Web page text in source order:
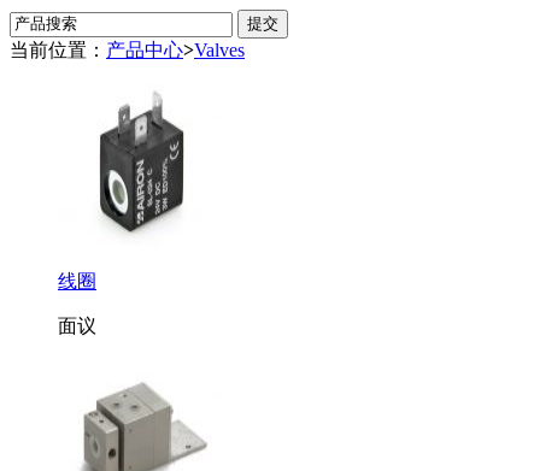
当前位置： 产品中心>Valves
线圈
面议